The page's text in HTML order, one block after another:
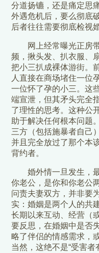
分道扬镳，还是痛定思
外遇危机后，要么彻底
后者往往需要彻底检视
网上经常曝光正房
频，揪头发、扒衣服、
把小三扒成裸体游街。
人直接在商场堵住一位
一位怀了孕的小三。这
端宣泄，但其矛头完全
了理性的思考。这种公
助于解决任何根本问题
三方（包括施暴者自己
并且完全放过了那个
背约者。
婚外情一旦发生，
你老公，是你和你老公
问责夫妻双方，并非要
实：婚姻是两个人的共
长期以来互动、经营（
要反思，在婚姻中是否
略了伴侣的情感需求，
当然，这绝不是“受害